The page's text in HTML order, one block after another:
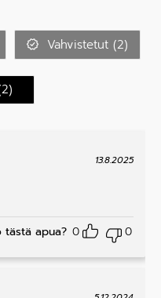
Vahvistetut (2)
2)
13.8.2025
tästä apua? 0 0